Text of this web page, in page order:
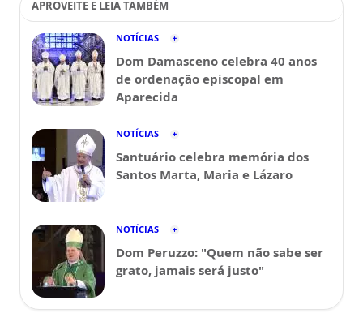
APROVEITE E LEIA TAMBÉM
NOTÍCIAS
Dom Damasceno celebra 40 anos
de ordenação episcopal em
Aparecida
NOTÍCIAS
Santuário celebra memória dos
Santos Marta, Maria e Lázaro
NOTÍCIAS
Dom Peruzzo: "Quem não sabe ser
grato, jamais será justo"